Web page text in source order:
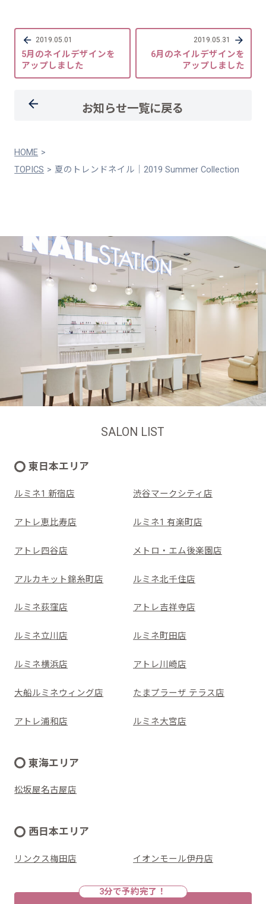
2019.05.01
5月のネイルデザインを
アップしました
お知らせ一覧に戻る
6月のネイルデザインを
アップしました
2019.05.31
HOME
TOPICS
夏のトレンドネイル｜2019 Summer Collection
SALON LIST
東日本エリア
ルミネ1 新宿店 渋谷マークシティ店
アトレ恵比寿店 ルミネ1 有楽町店
アトレ四谷店 メトロ・エム後楽園店
アルカキット錦糸町店 ルミネ北千住店
ルミネ荻窪店 アトレ吉祥寺店
ルミネ立川店 ルミネ町田店
ルミネ横浜店 アトレ川崎店
大船ルミネウィング店 たまプラーザ テラス店
アトレ浦和店 ルミネ大宮店
東海エリア
松坂屋名古屋店
西日本エリア
リンクス梅田店 イオンモール伊丹店